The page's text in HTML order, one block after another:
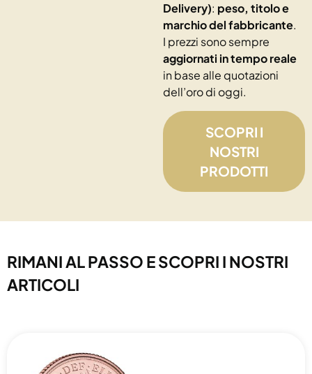
Delivery): peso, titolo e
marchio del fabbricante.
I prezzi sono sempre
aggiornati in tempo reale
in base alle quotazioni
dell’oro di oggi.
SCOPRI I
NOSTRI
PRODOTTI
RIMANI AL PASSO E SCOPRI I NOSTRI
ARTICOLI